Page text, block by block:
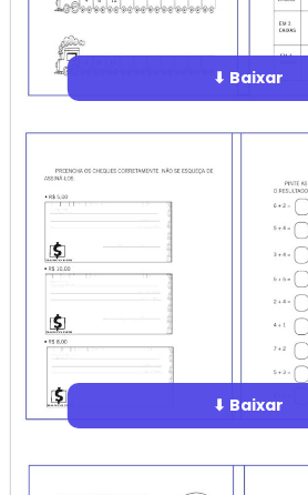
⬇ Baixar
⬇ Baixar